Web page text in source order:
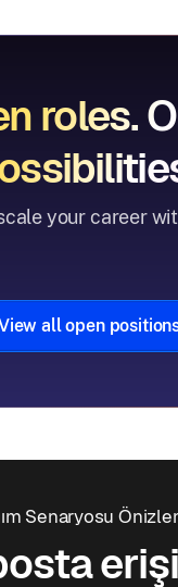
roles.
your career
all open
Senaryosu